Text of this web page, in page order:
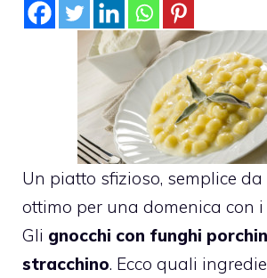
Un piatto sfizioso, semplice
ottimo per una domenica con
Gli gnocchi con funghi
stracchino. Ecco quali